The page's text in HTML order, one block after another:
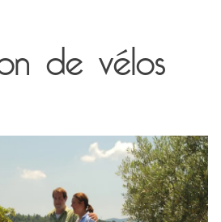
de vélos